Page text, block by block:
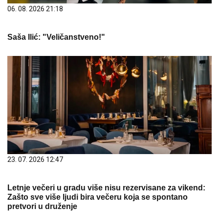
06. 08. 2026 21:18
Saša Ilić: "Veličanstveno!"
23. 07. 2026 12:47
Letnje večeri u gradu više nisu rezervisane za vikend:
Zašto sve više ljudi bira večeru koja se spontano
pretvori u druženje